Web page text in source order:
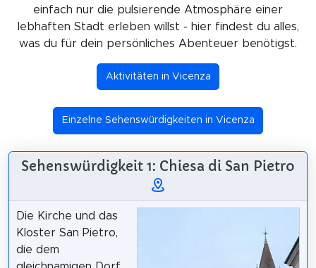
einfach nur die pulsierende Atmosphäre einer
lebhaften Stadt erleben willst - hier findest du alles,
was du für dein persönliches Abenteuer benötigst.
Aktivitäten in Vicenza
Einzelne Sehenswürdigkeiten in Vicenza
Sehenswürdigkeit 1: Chiesa di San Pietro
Die Kirche und das
Kloster San Pietro,
die dem